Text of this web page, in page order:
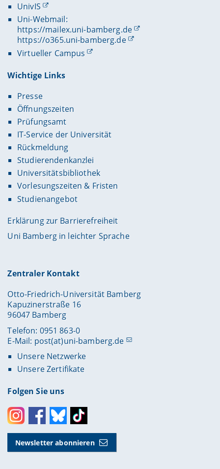
UnivIS
Uni-Webmail:
https://mailex.uni-bamberg.de
https://o365.uni-bamberg.de
Virtueller Campus
Wichtige Links
Presse
Öffnungszeiten
Prüfungsamt
IT-Service der Universität
Rückmeldung
Studierendenkanzlei
Universitätsbibliothek
Vorlesungszeiten & Fristen
Studienangebot
Erklärung zur Barrierefreiheit
Uni Bamberg in leichter Sprache
Zentraler Kontakt
Otto-Friedrich-Universität Bamberg
Kapuzinerstraße 16
96047 Bamberg
Telefon: 0951 863-0
E-Mail: post(at)uni-bamberg.de
Unsere Netzwerke
Unsere Zertifikate
Folgen Sie uns
InstagramFacebookBlueskyToktok
Newsletter abonnieren